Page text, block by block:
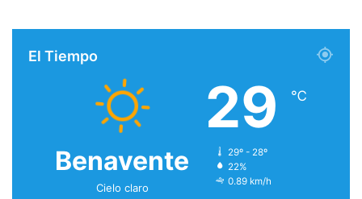
El Tiempo
Benavente
Cielo claro
29 ℃
29º - 28º
22%
0.89 km/h